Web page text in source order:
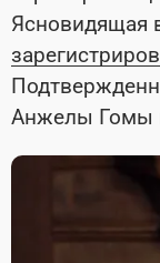
Ясновидящая
Анжелы Гомы